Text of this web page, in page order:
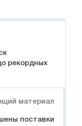
рекордных
материал
поставки